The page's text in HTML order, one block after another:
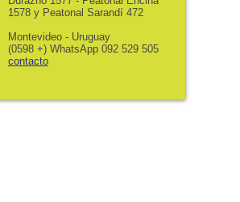
1578 y Peatonal Sarandí 472
Montevideo - Uruguay
(0598 +) WhatsApp 092 529 505
contacto